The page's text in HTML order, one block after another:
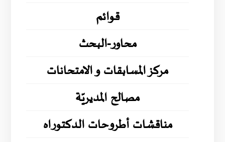
قوائم
محاور-البحث
مركز المسابقات و الامتحانات
مصالح المديريّة
مناقشات أطروحات الدكتوراه